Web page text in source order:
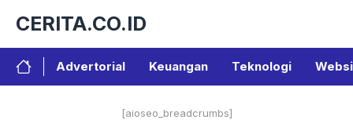
isi
CERITA.CO.ID
Advertorial Keuangan Teknologi
[aioseo_breadcrumbs]